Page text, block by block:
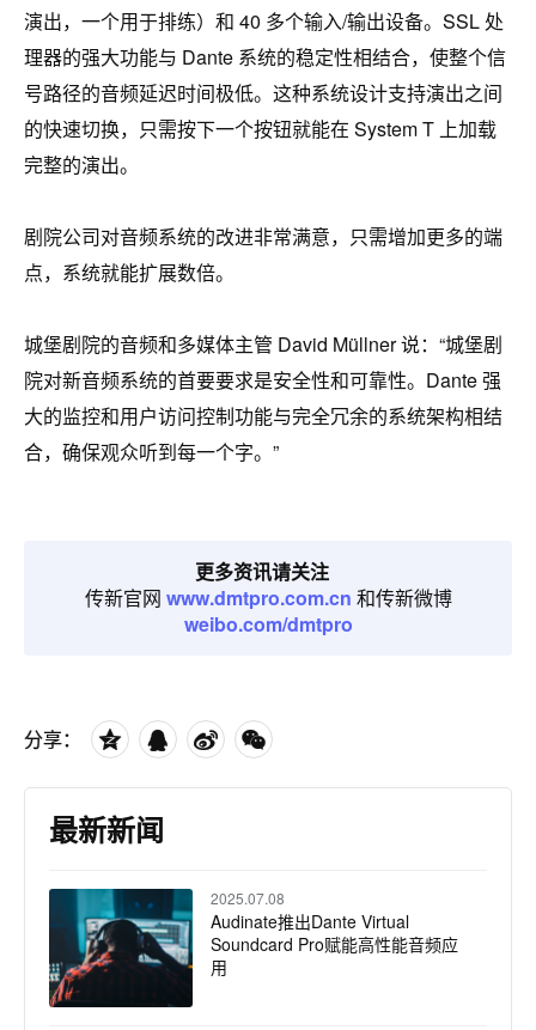
演出，一个用于排练）和 40 多个输入/输出设备。SSL 处
理器的强大功能与 Dante 系统的稳定性相结合，使整个信
号路径的音频延迟时间极低。这种系统设计支持演出之间
的快速切换，只需按下一个按钮就能在 System T 上加载
完整的演出。
剧院公司对音频系统的改进非常满意，只需增加更多的端
点，系统就能扩展数倍。
城堡剧院的音频和多媒体主管 David Müllner 说：“城堡剧
院对新音频系统的首要要求是安全性和可靠性。Dante 强
大的监控和用户访问控制功能与完全冗余的系统架构相结
合，确保观众听到每一个字。”
更多资讯请关注
传新官网 www.dmtpro.com.cn 和传新微博
weibo.com/dmtpro
分享：
最新新闻
2025.07.08
Audinate推出Dante Virtual
Soundcard Pro赋能高性能音频应
用